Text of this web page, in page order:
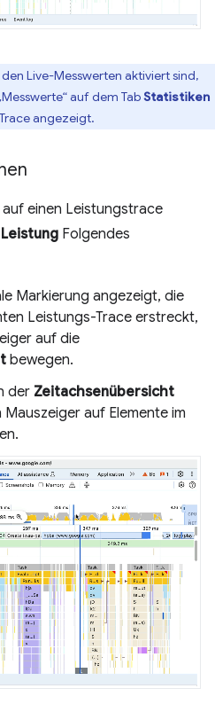
Live-Messwerten aktiviert sind,
auf dem TabStatistiken
angezeigt.
einen Leistungstrace
Leistung Folgendes
Markierung angezeigt, die
Leistungs-Trace erstreckt,
auf die
bewegen.
der Zeitachsenübersicht
auf Elemente im